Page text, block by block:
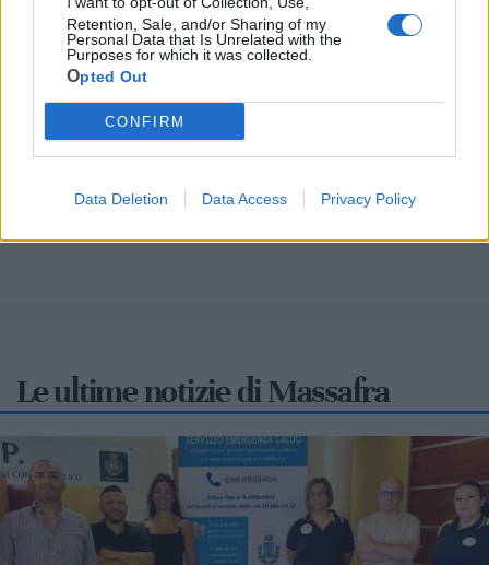
Retention, Sale, and/or Sharing of my
Personal Data that Is Unrelated with the
Purposes for which it was collected.
Opted Out
CONFIRM
Data Deletion Data Access Privacy Policy
Cia Agricoltori Italiani | Puglia - Area Due
Mari
Le ultime notizie di Massafra